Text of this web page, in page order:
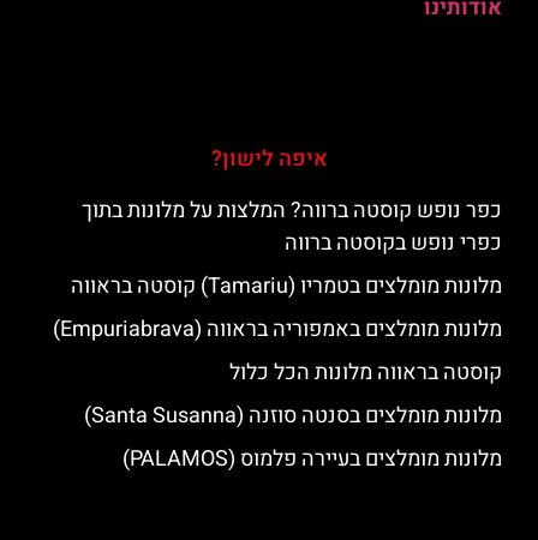
אודותינו
איפה לישון?
כפר נופש קוסטה ברווה? המלצות על מלונות בתוך
כפרי נופש בקוסטה ברווה
מלונות מומלצים בטמריו (Tamariu) קוסטה בראווה
מלונות מומלצים באמפוריה בראווה (Empuriabrava)
קוסטה בראווה מלונות הכל כלול
מלונות מומלצים בסנטה סוזנה (Santa Susanna)
מלונות מומלצים בעיירה פלמוס (PALAMOS)